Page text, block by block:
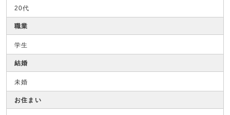
20代
職業
学生
結婚
未婚
お住まい